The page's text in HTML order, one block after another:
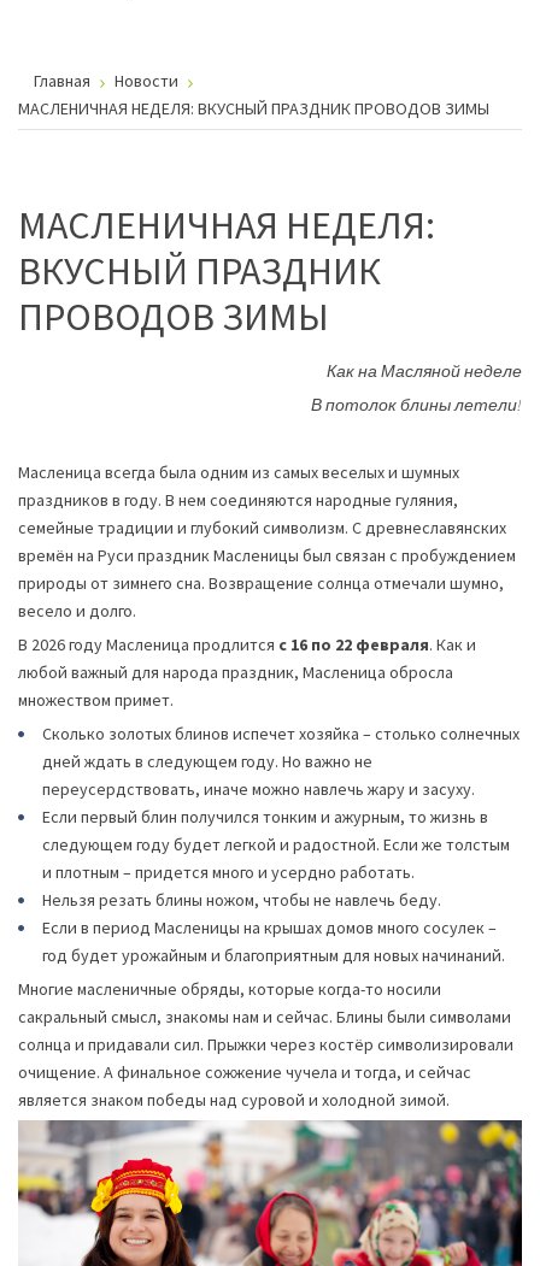
Главная
Новости
МАСЛЕНИЧНАЯ НЕДЕЛЯ: ВКУСНЫЙ ПРАЗДНИК ПРОВОДОВ ЗИМЫ
МАСЛЕНИЧНАЯ НЕДЕЛЯ:
ВКУСНЫЙ ПРАЗДНИК
ПРОВОДОВ ЗИМЫ
Как на Масляной неделе
В потолок блины летели!
Масленица всегда была одним из самых веселых и шумных
праздников в году. В нем соединяются народные гуляния,
семейные традиции и глубокий символизм. С древнеславянских
времён на Руси праздник Масленицы был связан с пробуждением
природы от зимнего сна. Возвращение солнца отмечали шумно,
весело и долго.
В 2026 году Масленица продлится с 16 по 22 февраля. Как и
любой важный для народа праздник, Масленица обросла
множеством примет.
Сколько золотых блинов испечет хозяйка – столько солнечных
дней ждать в следующем году. Но важно не
переусердствовать, иначе можно навлечь жару и засуху.
Если первый блин получился тонким и ажурным, то жизнь в
следующем году будет легкой и радостной. Если же толстым
и плотным – придется много и усердно работать.
Нельзя резать блины ножом, чтобы не навлечь беду.
Если в период Масленицы на крышах домов много сосулек –
год будет урожайным и благоприятным для новых начинаний.
Многие масленичные обряды, которые когда-то носили
сакральный смысл, знакомы нам и сейчас. Блины были символами
солнца и придавали сил. Прыжки через костёр символизировали
очищение. А финальное сожжение чучела и тогда, и сейчас
является знаком победы над суровой и холодной зимой.